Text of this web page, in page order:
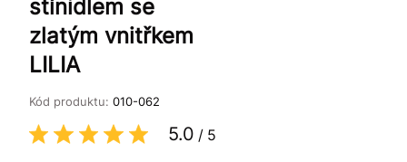
stínidlem se
zlatým vnitřkem
LILIA
Kód produktu: 010-062
5.0 / 5